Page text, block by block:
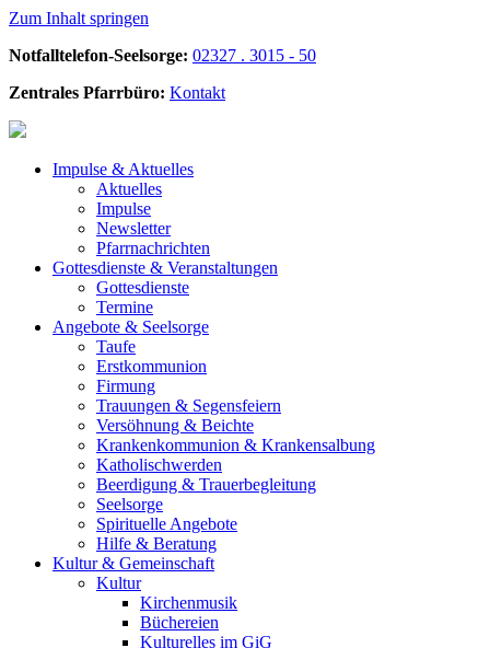
Zum Inhalt springen
Notfalltelefon-Seelsorge: 02327 . 3015 - 50
Zentrales Pfarrbüro: Kontakt
Impulse & Aktuelles
Aktuelles
Impulse
Newsletter
Pfarrnachrichten
Gottesdienste & Veranstaltungen
Gottesdienste
Termine
Angebote & Seelsorge
Taufe
Erstkommunion
Firmung
Trauungen & Segensfeiern
Versöhnung & Beichte
Krankenkommunion & Krankensalbung
Katholischwerden
Beerdigung & Trauerbegleitung
Seelsorge
Spirituelle Angebote
Hilfe & Beratung
Kultur & Gemeinschaft
Kultur
Kirchenmusik
Büchereien
Kulturelles im GiG